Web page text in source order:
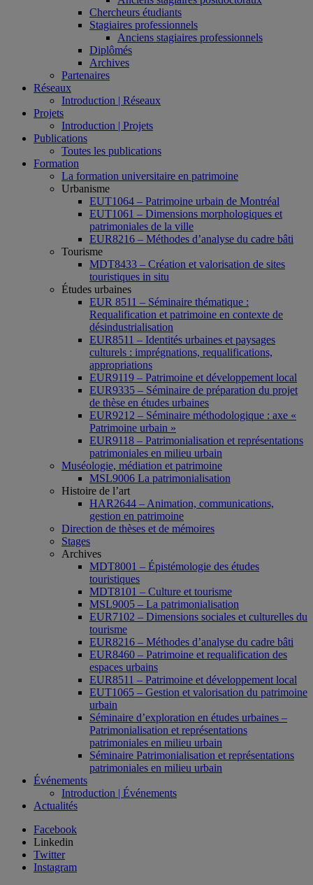
Chercheurs étudiants
Stagiaires professionnels
Anciens stagiaires professionnels
Diplômés
Archives
Partenaires
Réseaux
Introduction | Réseaux
Projets
Introduction | Projets
Publications
Toutes les publications
Formation
La formation universitaire en patrimoine
Urbanisme
EUT1064 – Patrimoine urbain de Montréal
EUT1061 – Dimensions morphologiques et
patrimoniales de la ville
EUR8216 – Méthodes d’analyse du cadre bâti
Tourisme
MDT8433 – Création et valorisation de sites
touristiques in situ
Études urbaines
EUR 8511 – Séminaire thématique :
Requalification et patrimoine en contexte de
désindustrialisation
EUR8511 – Identités urbaines et paysages
culturels : imprégnations, requalifications,
appropriations
EUR9119 – Patrimoine et développement local
EUR9335 – Séminaire de préparation du projet
de thèse en études urbaines
EUR9212 – Séminaire méthodologique : axe «
Patrimoine urbain »
EUR9118 – Patrimonialisation et représentations
patrimoniales en milieu urbain
Muséologie, médiation et patrimoine
MSL9006 La patrimonialisation
Histoire de l’art
HAR2644 – Animation, communications,
gestion en patrimoine
Direction de thèses et de mémoires
Stages
Archives
MDT8001 – Épistémologie des études
touristiques
MDT8101 – Culture et tourisme
MSL9005 – La patrimonialisation
EUR7102 – Dimensions sociales et culturelles du
tourisme
EUR8216 – Méthodes d’analyse du cadre bâti
EUR8460 – Patrimoine et requalification des
espaces urbains
EUR8511 – Patrimoine et développement local
EUT1065 – Gestion et valorisation du patrimoine
urbain
Séminaire d’exploration en études urbaines –
Patrimonialisation et représentations
patrimoniales en milieu urbain
Séminaire Patrimonialisation et représentations
patrimoniales en milieu urbain
Événements
Introduction | Événements
Actualités
Facebook
Linkedin
Twitter
Instagram